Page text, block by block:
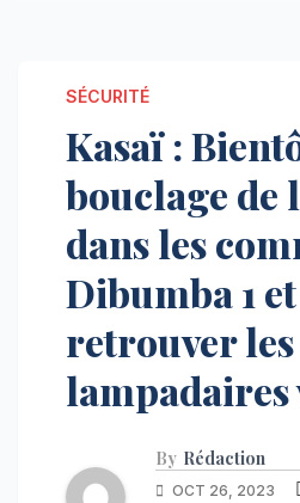
SÉCURITÉ
Kasaï :
bouclage de
dans les
Dibumba 1
retrouver les
lampadaires
By Rédaction
OCT 26, 2023